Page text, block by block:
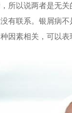
所以说两者是无关
有联系。银屑病
因素相关，可以